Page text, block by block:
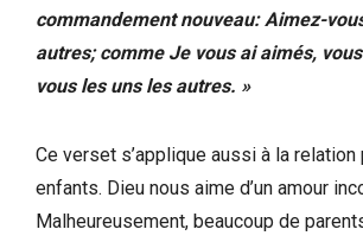
commandement nouveau: Aimez-
autres; comme Je vous ai aimés,
vous les uns les autres. »
Ce verset s’applique aussi à la relation
enfants. Dieu nous aime d’un amour
Malheureusement, beaucoup de